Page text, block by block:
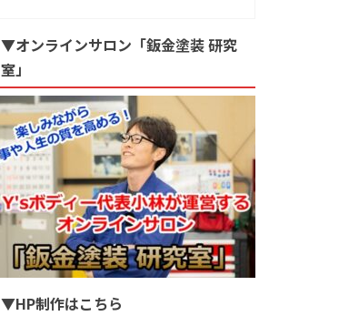
▼オンラインサロン「鈑金塗装 研究
室」
▼HP制作はこちら